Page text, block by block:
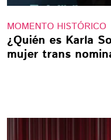
MOMENTO HISTÓRICO
¿Quién es Karla
mujer trans